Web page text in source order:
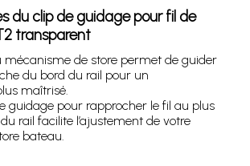
du clip de guidage pour fil de
transparent
mécanisme de store permet de guider
du bord du rail pour un
maîtrisé.
guidage pour rapprocher le fil au plus
rail facilite l’ajustement de votre
bateau.